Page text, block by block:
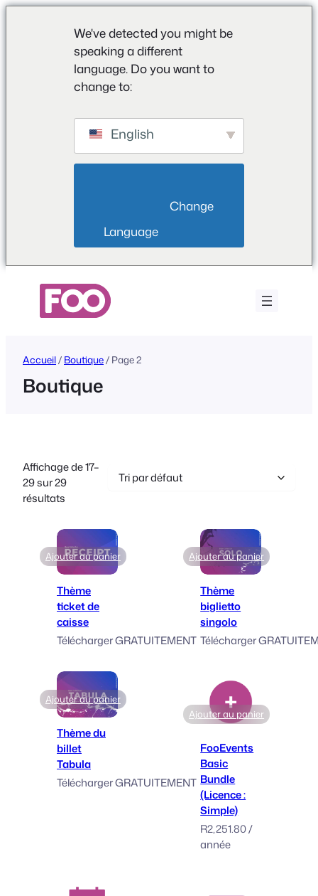
We've detected you might be
speaking a different
language. Do you want to
change to:
English
Language
Accueil/ Boutique/ Page 2
Boutique
Affichage de 17–
29 sur 29
résultats
Ajouter au panier
Thème
ticket de
caisse
Télécharger GRATUITEMENT
Ajouter au panier
Thème
biglietto
singolo
Télécharger
Ajouter au panier
Thème du
billet
Tabula
Télécharger GRATUITEMENT
Ajouter au panier
FooEvents
Basic
Bundle
(Licence :
Simple)
R2,251.80/
année